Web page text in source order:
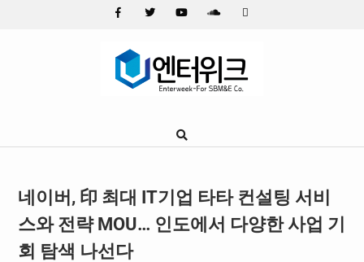
Google
네이버, 印 최대 IT기업 타타 컨설팅 서비
스와 전략 MOU… 인도에서 다양한 사업 기
회 탐색 나선다